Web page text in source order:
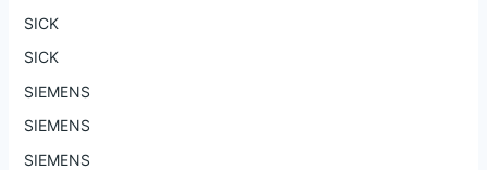
SICK
SICK
SIEMENS
SIEMENS
SIEMENS